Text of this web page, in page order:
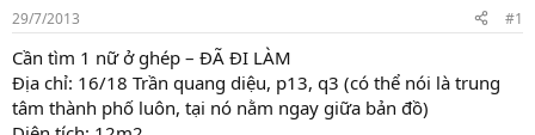
g
29/7/2013 #1
Cần tìm 1 nữ ở ghép – ĐÃ ĐI LÀM
Địa chỉ: 16/18 Trần quang diệu, p13, q3 (có thể nói là trung
tâm thành phố luôn, tại nó nằm ngay giữa bản đồ)